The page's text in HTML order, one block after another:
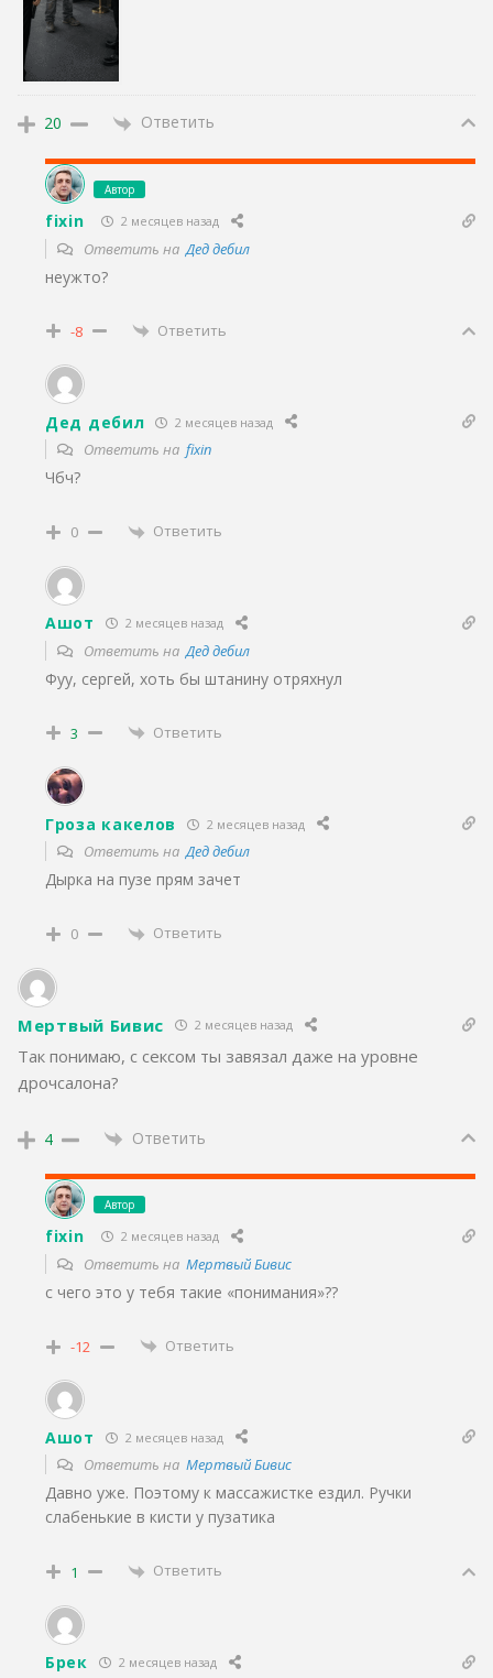
20 Ответить
Автор
fixin 2 месяцев назад
Ответить на Дед дебил
неужто?
-8 Ответить
Дед дебил 2 месяцев назад
Ответить на fixin
Чбч?
0 Ответить
Ашот 2 месяцев назад
Ответить на Дед дебил
Фуу, сергей, хоть бы штанину отряхнул
3 Ответить
Гроза какелов 2 месяцев назад
Ответить наДед дебил
Дырка на пузе прям зачет
0 Ответить
Мертвый Бивис 2 месяцев назад
Так понимаю, с сексом ты завязал даже на уровне
дрочсалона?
4 Ответить
Автор
fixin 2 месяцев назад
Ответить на Мертвый Бивис
с чего это у тебя такие «понимания»??
-12 Ответить
Ашот 2 месяцев назад
Ответить на Мертвый Бивис
Давно уже. Поэтому к массажистке ездил. Ручки
слабенькие в кисти у пузатика
1 Ответить
Брек 2 месяцев назад